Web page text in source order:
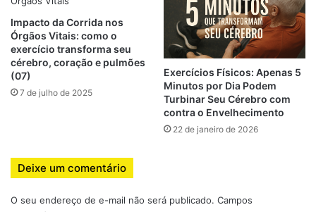
4. Melhoria do Condicionamento
Cardiovascular
O esforço adicional exigido pela inclinação melhora a
capacidade cardiovascular, aumentando a eficiência do
coração e dos pulmões durante o exercício. Com o tempo,
atividades físicas: Esteira Inclinada
Impacto da Corrida nos
Órgãos Vitais: como o
exercício transforma seu
cérebro, coração e pulmões
(07)
7 de julho de 2025
Exercícios Físicos: Apenas 5
Minutos por Dia Podem
Turbinar Seu Cérebro com
contra o Envelhecimento
22 de janeiro de 2026
Deixe um comentário
O seu endereço de e-mail não será publicado. Campos